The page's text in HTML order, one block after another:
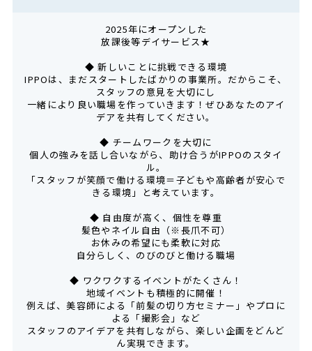
2025年にオープンした
放課後等デイサービス★
◆ 新しいことに挑戦できる環境
IPPOは、まだスタートしたばかりの事業所。だからこそ、
スタッフの意見を大切にし
一緒により良い職場を作っていきます！ぜひあなたのアイ
デアを共有してください。
◆ チームワークを大切に
個人の強みを話し合いながら、助け合うがIPPOのスタイ
ル。
「スタッフが笑顔で働ける環境＝子どもや高齢者が安心で
きる環境」と考えています。
◆ 自由度が高く、個性を尊重
髪色やネイル自由（※長爪不可）
お休みの希望にも柔軟に対応
自分らしく、のびのびと働ける職場
◆ ワクワクするイベントがたくさん！
地域イベントも積極的に開催！
例えば、美容師による「前髪の切り方セミナー」やプロに
よる「撮影会」など
スタッフのアイデアを共有しながら、楽しい企画をどんど
ん実現できます。